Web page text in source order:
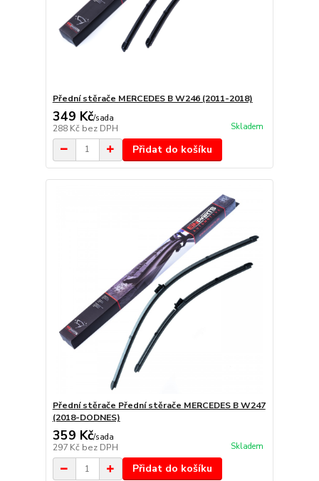
Přední stěrače MERCEDES B W246 (2011-2018)
349 Kč/sada
288 Kč bez DPH Skladem
Přidat do košíku
Přední stěrače Přední stěrače MERCEDES B W247
(2018-DODNES)
359 Kč/sada
297 Kč bez DPH Skladem
Přidat do košíku